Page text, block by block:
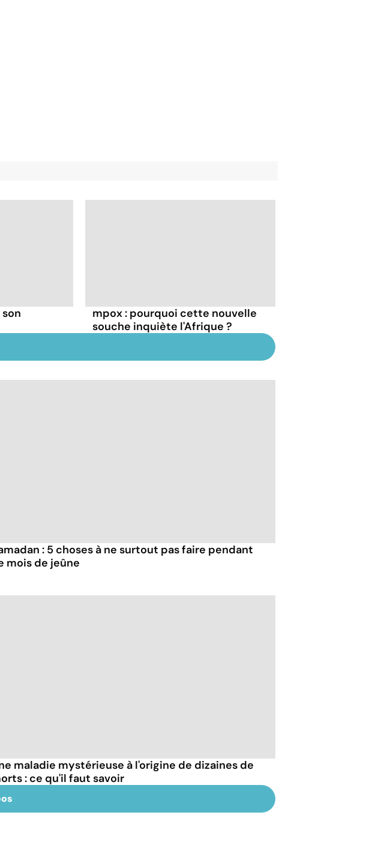
mpox : pourquoi cette nouvelle
souche inquiète l'Afrique ?
: 5 choses à ne surtout pas faire pendant
mois de jeûne
maladie mystérieuse à l'origine de dizaines de
: ce qu'il faut savoir